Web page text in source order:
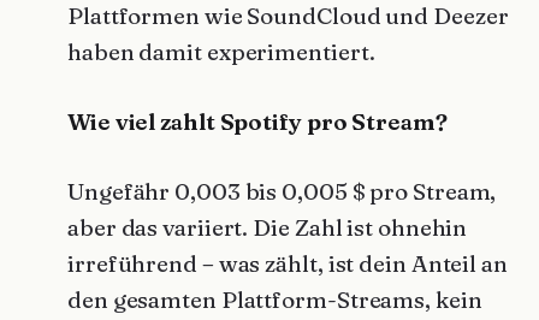
Plattformen wie SoundCloud und Deezer
haben damit experimentiert.
Wie viel zahlt Spotify pro Stream?
Ungefähr 0,003 bis 0,005 $ pro Stream,
aber das variiert. Die Zahl ist ohnehin
irreführend – was zählt, ist dein Anteil an
den gesamten Plattform-Streams, kein